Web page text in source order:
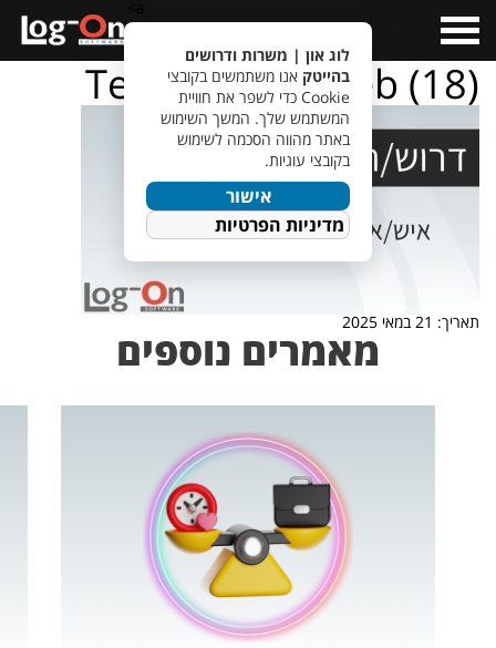
Menu
TempletJobsWeb (18)
תאריך: 21 במאי 2025
מאמרים נוספים
לוג און | משרות ודרושים
בהייטק אנו משתמשים בקובצי
Cookie כדי לשפר את חוויית
המשתמש שלך. המשך השימוש
באתר מהווה הסכמה לשימוש
בקובצי עוגיות.
אישור
מדיניות הפרטיות